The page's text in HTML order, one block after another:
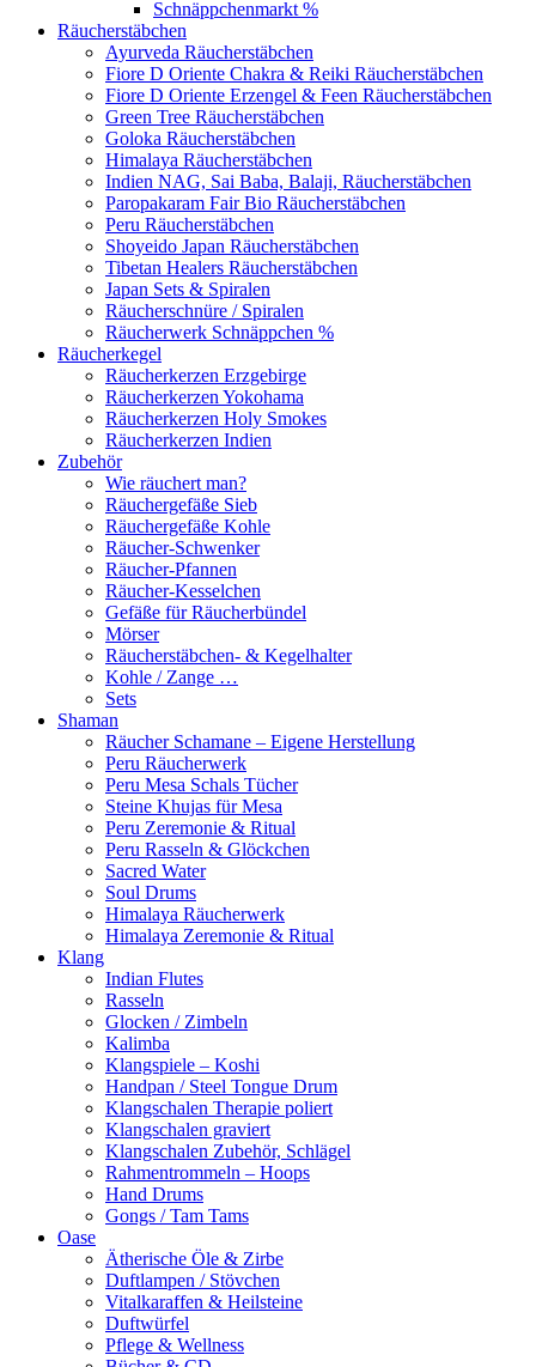
Schnäppchenmarkt %
Räucherstäbchen
Ayurveda Räucherstäbchen
Fiore D Oriente Chakra & Reiki Räucherstäbchen
Fiore D Oriente Erzengel & Feen Räucherstäbchen
Green Tree Räucherstäbchen
Goloka Räucherstäbchen
Himalaya Räucherstäbchen
Indien NAG, Sai Baba, Balaji, Räucherstäbchen
Paropakaram Fair Bio Räucherstäbchen
Peru Räucherstäbchen
Shoyeido Japan Räucherstäbchen
Tibetan Healers Räucherstäbchen
Japan Sets & Spiralen
Räucherschnüre / Spiralen
Räucherwerk Schnäppchen %
Räucherkegel
Räucherkerzen Erzgebirge
Räucherkerzen Yokohama
Räucherkerzen Holy Smokes
Räucherkerzen Indien
Zubehör
Wie räuchert man?
Räuchergefäße Sieb
Räuchergefäße Kohle
Räucher-Schwenker
Räucher-Pfannen
Räucher-Kesselchen
Gefäße für Räucherbündel
Mörser
Räucherstäbchen- & Kegelhalter
Kohle / Zange …
Sets
Shaman
Räucher Schamane – Eigene Herstellung
Peru Räucherwerk
Peru Mesa Schals Tücher
Steine Khujas für Mesa
Peru Zeremonie & Ritual
Peru Rasseln & Glöckchen
Sacred Water
Soul Drums
Himalaya Räucherwerk
Himalaya Zeremonie & Ritual
Klang
Indian Flutes
Rasseln
Glocken / Zimbeln
Kalimba
Klangspiele – Koshi
Handpan / Steel Tongue Drum
Klangschalen Therapie poliert
Klangschalen graviert
Klangschalen Zubehör, Schlägel
Rahmentrommeln – Hoops
Hand Drums
Gongs / Tam Tams
Oase
Ätherische Öle & Zirbe
Duftlampen / Stövchen
Vitalkaraffen & Heilsteine
Duftwürfel
Pflege & Wellness